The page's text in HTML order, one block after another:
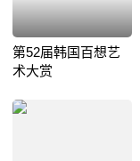
第52届韩国百想艺
术大赏